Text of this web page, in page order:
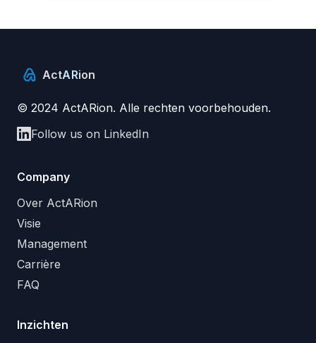
ActARion
© 2024 ActARion. Alle rechten voorbehouden.
Follow us on LinkedIn
Company
Over ActARion
Visie
Management
Carrière
FAQ
Inzichten